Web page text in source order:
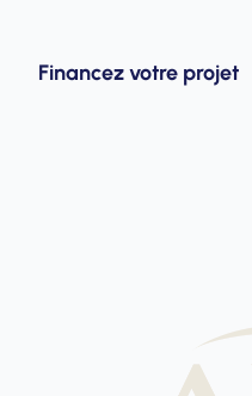
Financez votre projet